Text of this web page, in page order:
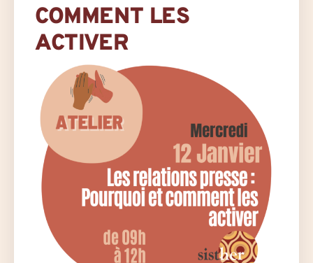
COMMENT LES
ACTIVER